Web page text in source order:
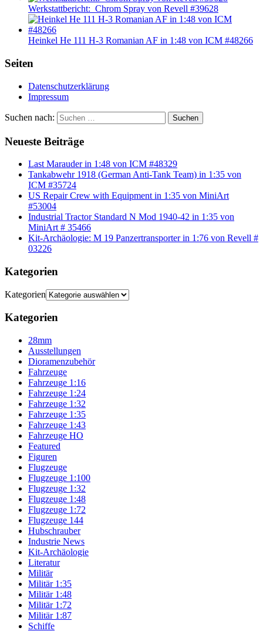
Werkstattbericht: Chrom Spray von Revell #39628
Heinkel He 111 H-3 Romanian AF in 1:48 von ICM #48266
Seiten
Datenschutzerklärung
Impressum
Suchen nach: Suchen
Neueste Beiträge
Last Marauder in 1:48 von ICM #48329
Tankabwehr 1918 (German Anti-Tank Team) in 1:35 von
ICM #35724
US Repair Crew with Equipment in 1:35 von MiniArt
#53004
Industrial Tractor Standard N Mod 1940-42 in 1:35 von
MiniArt # 35466
Kit-Archäologie: M 19 Panzertransporter in 1:76 von Revell #
03226
Kategorien
Kategorien
Kategorien
28mm
Ausstellungen
Dioramenzubehör
Fahrzeuge
Fahrzeuge 1:16
Fahrzeuge 1:24
Fahrzeuge 1:32
Fahrzeuge 1:35
Fahrzeuge 1:43
Fahrzeuge HO
Featured
Figuren
Flugzeuge
Flugzeuge 1:100
Flugzeuge 1:32
Flugzeuge 1:48
Flugzeuge 1:72
Flugzeuge 144
Hubschrauber
Industrie News
Kit-Archäologie
Literatur
Militär
Militär 1:35
Militär 1:48
Militär 1:72
Militär 1:87
Schiffe